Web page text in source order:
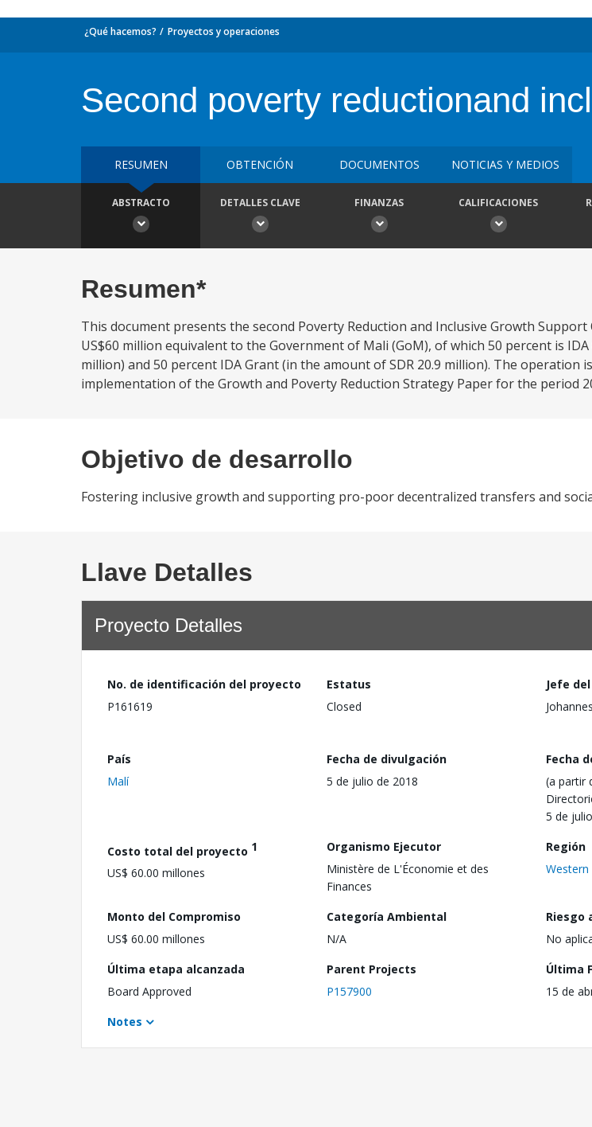
¿Qué hacemos? Proyectos y operaciones
Second poverty reductionand
RESUMEN OBTENCIÓN DOCUMENTOS NOTICIAS Y MEDIOS
ABSTRACTO DETALLES CLAVE FINANZAS CALIFICACIONES
Resumen*
This document presents the second Poverty Reduction and Inclusive Growth
US$60 million equivalent to the Government of Mali (GoM), of which 50 percent is
million) and 50 percent IDA Grant (in the amount of SDR 20.9 million). The operation
implementation of the Growth and Poverty Reduction Strategy Paper for the period
Objetivo de desarrollo
Fostering inclusive growth and supporting pro-poor decentralized transfers and
Llave Detalles
Proyecto Detalles
No. de identificación del proyecto
P161619
Estatus
Closed
Jefe
País
Malí
Fecha de divulgación
5 de julio de 2018
Fecha
(a partir
5 de
Costo total del proyecto 1
US$ 60.00 millones
Organismo Ejecutor
Ministère de L'Économie et des
Finances
Región
Western
Monto del Compromiso
US$ 60.00 millones
Categoría Ambiental
N/A
Riesgo
No
Última etapa alcanzada
Board Approved
Parent Projects
P157900
Última
15 de
Notes